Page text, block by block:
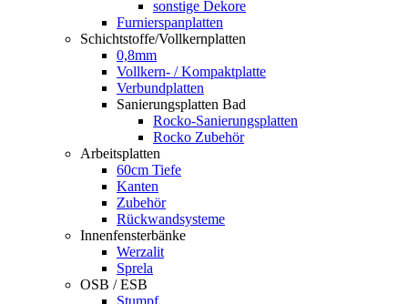
sonstige Dekore
Furnierspanplatten
Schichtstoffe/Vollkernplatten
0,8mm
Vollkern- / Kompaktplatte
Verbundplatten
Sanierungsplatten Bad
Rocko-Sanierungsplatten
Rocko Zubehör
Arbeitsplatten
60cm Tiefe
Kanten
Zubehör
Rückwandsysteme
Innenfensterbänke
Werzalit
Sprela
OSB / ESB